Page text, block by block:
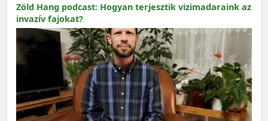
Zöld Hang podcast: Hogyan terjesztik vizimadaraink az
invazív fajokat?